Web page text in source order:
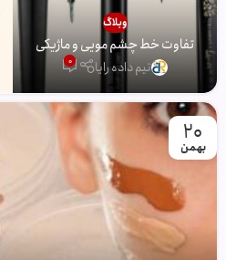
وبلاگ
تفاوت خط چشم مویی و ماژیکی
تیم داده رایا 0
20
بهمن